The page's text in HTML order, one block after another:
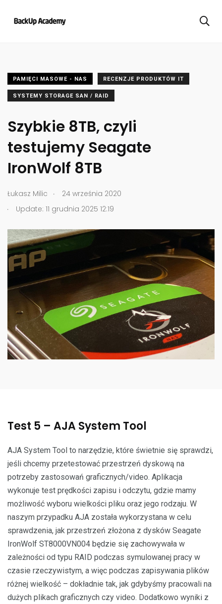
PAMIĘCI MASOWE - NAS RECENZJE PRODUKTÓW IT
SYSTEMY STORAGE SAN / RAID
Szybkie 8TB, czyli
testujemy Seagate
IronWolf 8TB
Łukasz Milic .
24 września 2020
.
Update: 11 grudnia 2025 12:19
Test 5 – AJA System Tool
AJA System Tool to narzędzie, które świetnie się sprawdzi,
jeśli chcemy przetestować przestrzeń dyskową na
potrzeby zastosowań graficznych/video. Aplikacja
wykonuje test prędkości zapisu i odczytu, gdzie mamy
możliwość wyboru wielkości pliku oraz jego rodzaju. W
naszym przypadku AJA została wykorzystana w celu
sprawdzenia, jak przestrzeń złożona z dysków Seagate
IronWolf ST8000VN004 będzie się zachowywała w
zależności od typu RAID podczas symulowanej pracy w
czasie rzeczywistym, a więc podczas zapisywania plików
różnej wielkość – dokładnie tak, jak gdybyśmy pracowali na
dużych plikach graficznych czy video. Dodatkowo wyniki z